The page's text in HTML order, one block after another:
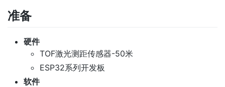
准备
硬件
TOF激光测距传感器-50米
ESP32系列开发板
软件